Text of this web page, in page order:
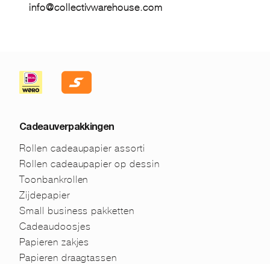
info@collectivwarehouse.com
Cadeauverpakkingen
Rollen cadeaupapier assorti
Rollen cadeaupapier op dessin
Toonbankrollen
Zijdepapier
Small business pakketten
Cadeaudoosjes
Papieren zakjes
Papieren draagtassen